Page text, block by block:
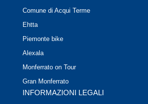
Comune di Acqui Terme
Ehtta
Piemonte bike
Alexala
Monferrato on Tour
Gran Monferrato
INFORMAZIONI LEGALI